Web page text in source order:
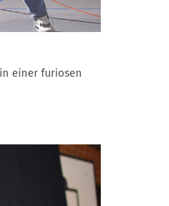
einer furiosen